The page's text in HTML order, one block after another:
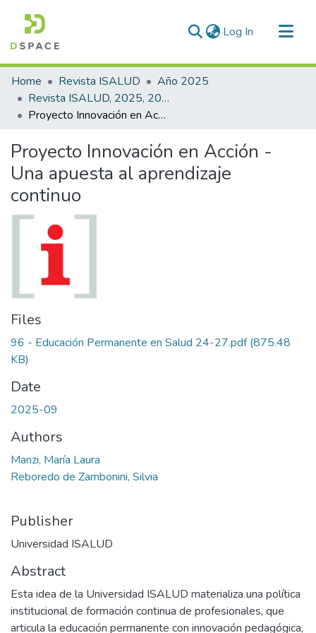
Log In (current)
Communities & Collections
All of DSpace
Statistics
Home Revista ISALUD
Año 2025
Revista ISALUD, 2025, 20(96)
Proyecto Innovación en Acción - Una apuesta al aprendizaje continuo
Proyecto Innovación en Acción -
Una apuesta al aprendizaje
continuo
Files
96 - Educación Permanente en Salud 24-27.pdf(875.48
KB)
Date
2025-09
Authors
Manzi, María Laura
Reboredo de Zambonini, Silvia
Publisher
Universidad ISALUD
Abstract
Esta idea de la Universidad ISALUD materializa una política
institucional de formación continua de profesionales, que
articula la educación permanente con innovación pedagógica,